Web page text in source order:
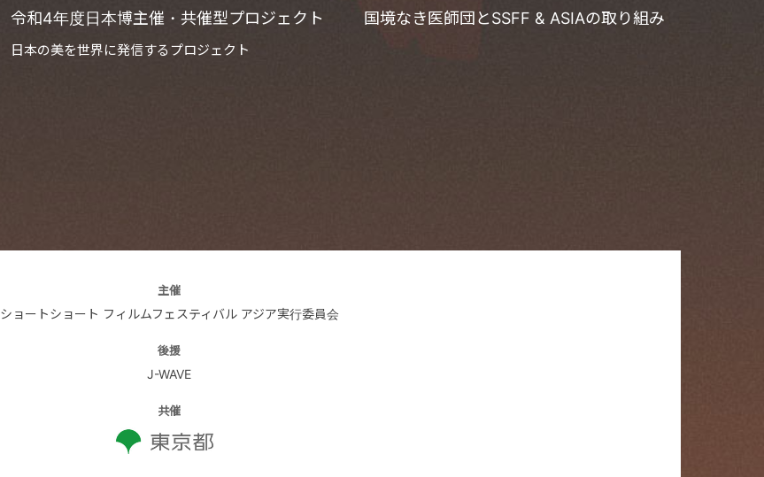
令和4年度日本博主催・共催型プロジェクト
日本の美を世界に発信するプロジェクト
国境なき医師団とSSFF & ASIAの取り組み
主催
ショートショート フィルムフェスティバル アジア実行委員会
後援
J-WAVE
共催